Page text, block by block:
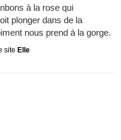
à la rose qui
plonger dans de la
nous prend à la gorge.
site Elle